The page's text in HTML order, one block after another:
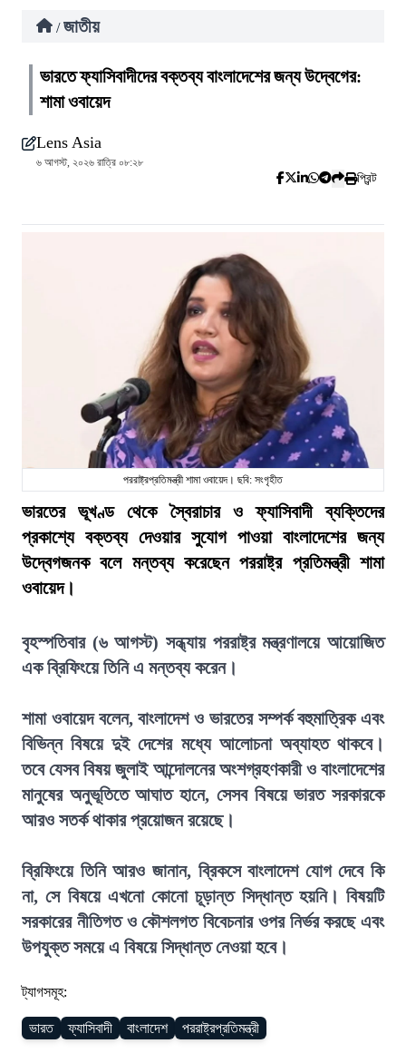
/ জাতীয়
ভারতে ফ্যাসিবাদীদের বক্তব্য বাংলাদেশের জন্য উদ্বেগের:
শামা ওবায়েদ
Lens Asia
৬ আগস্ট, ২০২৬ রাত্রি ০৮:২৮
প্রিন্ট
পররাষ্ট্রপ্রতিমন্ত্রী শামা ওবায়েদ। ছবি: সংগৃহীত
ভারতের ভূখণ্ড থেকে স্বৈরাচার ও ফ্যাসিবাদী ব্যক্তিদের
প্রকাশ্যে বক্তব্য দেওয়ার সুযোগ পাওয়া বাংলাদেশের জন্য
উদ্বেগজনক বলে মন্তব্য করেছেন পররাষ্ট্র প্রতিমন্ত্রী শামা
ওবায়েদ।
বৃহস্পতিবার (৬ আগস্ট) সন্ধ্যায় পররাষ্ট্র মন্ত্রণালয়ে আয়োজিত
এক ব্রিফিংয়ে তিনি এ মন্তব্য করেন।
শামা ওবায়েদ বলেন, বাংলাদেশ ও ভারতের সম্পর্ক বহুমাত্রিক এবং
বিভিন্ন বিষয়ে দুই দেশের মধ্যে আলোচনা অব্যাহত থাকবে।
তবে যেসব বিষয় জুলাই আন্দোলনের অংশগ্রহণকারী ও বাংলাদেশের
মানুষের অনুভূতিতে আঘাত হানে, সেসব বিষয়ে ভারত সরকারকে
আরও সতর্ক থাকার প্রয়োজন রয়েছে।
ব্রিফিংয়ে তিনি আরও জানান, ব্রিকসে বাংলাদেশ যোগ দেবে কি
না, সে বিষয়ে এখনো কোনো চূড়ান্ত সিদ্ধান্ত হয়নি। বিষয়টি
সরকারের নীতিগত ও কৌশলগত বিবেচনার ওপর নির্ভর করছে এবং
উপযুক্ত সময়ে এ বিষয়ে সিদ্ধান্ত নেওয়া হবে।
ট্যাগসমূহ:
ভারত ফ্যাসিবাদী বাংলাদেশ পররাষ্ট্রপ্রতিমন্ত্রী